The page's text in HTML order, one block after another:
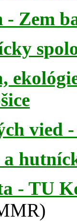
- Zem
vied
- TU